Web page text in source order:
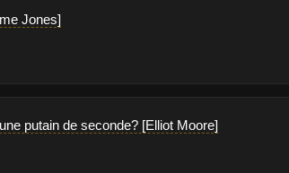
Jones]
putain de seconde? [Elliot Moore]